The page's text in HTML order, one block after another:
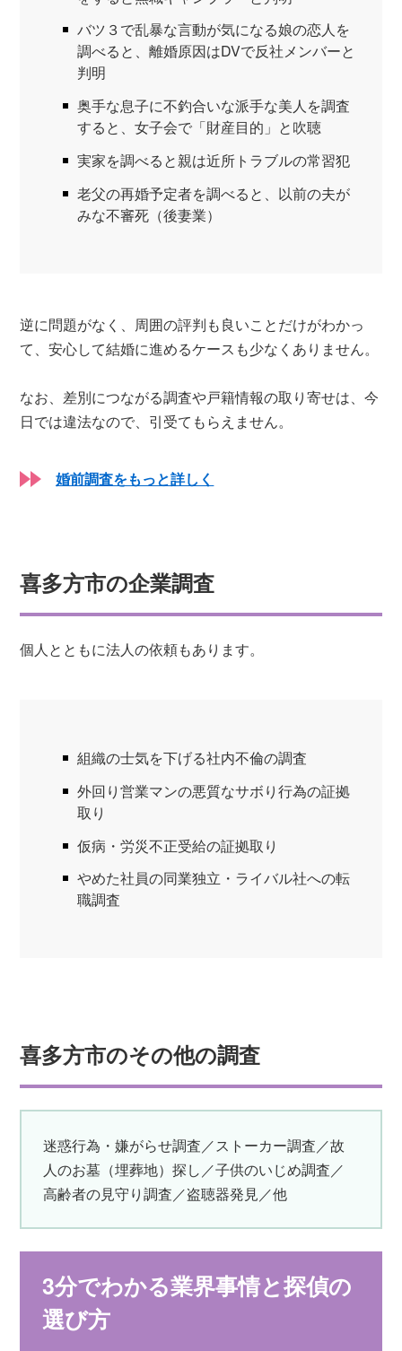
バツ３で乱暴な言動が気になる娘の恋人を
調べると、離婚原因はDVで反社メンバーと
判明
奥手な息子に不釣合いな派手な美人を調査
すると、女子会で「財産目的」と吹聴
実家を調べると親は近所トラブルの常習犯
老父の再婚予定者を調べると、以前の夫が
みな不審死（後妻業）
逆に問題がなく、周囲の評判も良いことだけがわかっ
て、安心して結婚に進めるケースも少なくありません。
なお、差別につながる調査や戸籍情報の取り寄せは、今
日では違法なので、引受てもらえません。
婚前調査をもっと詳しく
喜多方市の企業調査
個人とともに法人の依頼もあります。
組織の士気を下げる社内不倫の調査
外回り営業マンの悪質なサボり行為の証拠
取り
仮病・労災不正受給の証拠取り
やめた社員の同業独立・ライバル社への転
職調査
喜多方市のその他の調査
迷惑行為・嫌がらせ調査／ストーカー調査／故
人のお墓（埋葬地）探し／子供のいじめ調査／
高齢者の見守り調査／盗聴器発見／他
3分でわかる業界事情と探偵の
選び方